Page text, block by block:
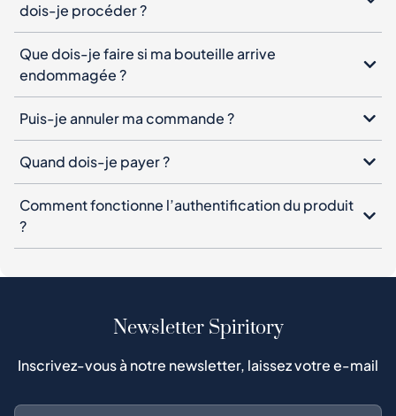
dois-je procéder ?
Que dois-je faire si ma bouteille arrive
endommagée ?
Puis-je annuler ma commande ?
Quand dois-je payer ?
Comment fonctionne l’authentification du produit
?
Newsletter Spiritory
Inscrivez-vous à notre newsletter, laissez votre e-mail